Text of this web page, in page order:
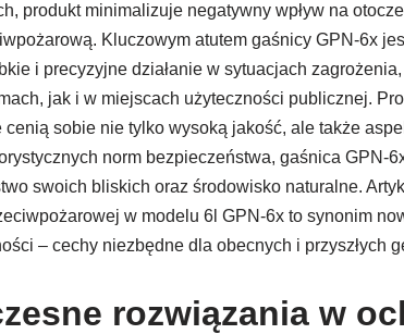
produkt minimalizuje negatywny wpływ na
Kluczowym atutem gaśnicy GPN-6x
i precyzyjne działanie w sytuacjach
jak i w miejscach użyteczności publicznej.
cenią sobie nie tylko wysoką jakość, ale także
norm bezpieczeństwa, gaśnica GPN-
swoich bliskich oraz środowisko naturalne.
w modelu 6l GPN-6x to synonim
– cechy niezbędne dla obecnych i przyszłych
rozwiązania w